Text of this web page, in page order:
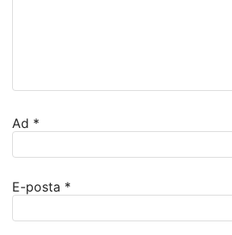
Ad *
E-posta *